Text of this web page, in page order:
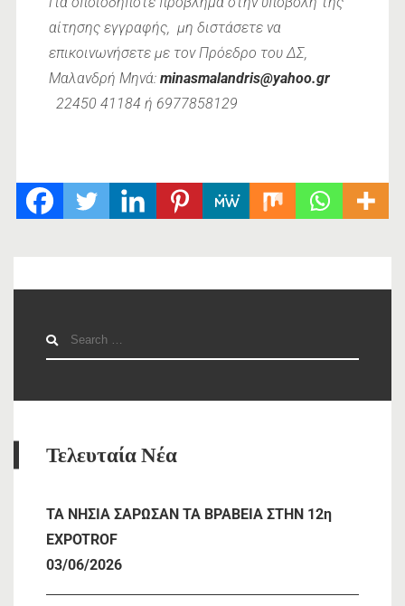
Search
for:
Τελευταία Νέα
TA NHΣΙΑ ΣΑΡΩΣΑΝ ΤΑ ΒΡΑΒΕΙΑ ΣΤΗΝ 12η
EXPOTROF
03/06/2026
αίτησης εγγραφής, μη διστάσετε να
επικοινωνήσετε με τον Πρόεδρο του ΔΣ,
Μαλανδρή Μηνά: minasmalandris@yahoo.gr
22450 41184 ή 6977858129